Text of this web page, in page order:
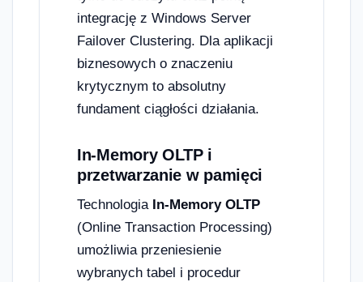
integrację z Windows Server
Failover Clustering. Dla aplikacji
biznesowych o znaczeniu
krytycznym to absolutny
fundament ciągłości działania.
In-Memory OLTP i
przetwarzanie w pamięci
Technologia In-Memory OLTP
(Online Transaction Processing)
umożliwia przeniesienie
wybranych tabel i procedur